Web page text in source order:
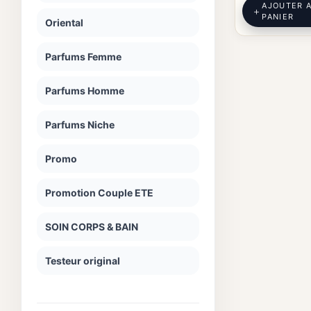
Oriental
Parfums Femme
Parfums Homme
Parfums Niche
Promo
Promotion Couple ETE
SOIN CORPS & BAIN
Testeur original
AJOUTER
PANIER